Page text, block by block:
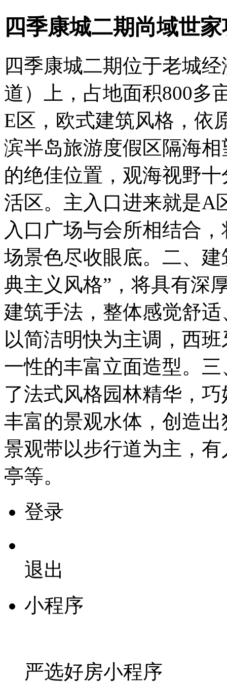
四季康城二期尚域世
四季康城二期位于老城
道）上，占地面积800多
E区，欧式建筑风格，依
滨半岛旅游度假区隔海
的绝佳位置，观海视野
活区。主入口进来就是A
入口广场与会所相结合
场景色尽收眼底。二、
典主义风格”，将具有深
建筑手法，整体感觉舒
以简洁明快为主调，西
一性的丰富立面造型。
了法式风格园林精华，
丰富的景观水体，创造
景观带以步行道为主，
亭等。
登录
退出
小程序
严选好房小程序